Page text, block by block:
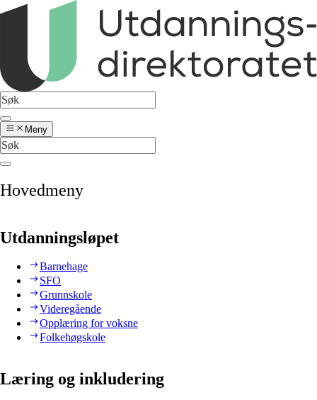
Meny
Hovedmeny
Utdanningsløpet
Barnehage
SFO
Grunnskole
Videregående
Opplæring for voksne
Folkehøgskole
Læring og inkludering